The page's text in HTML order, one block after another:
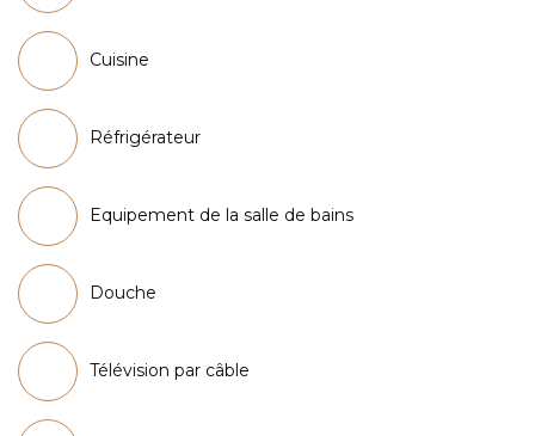
Cuisine
Réfrigérateur
Equipement de la salle de bains
Douche
Télévision par câble